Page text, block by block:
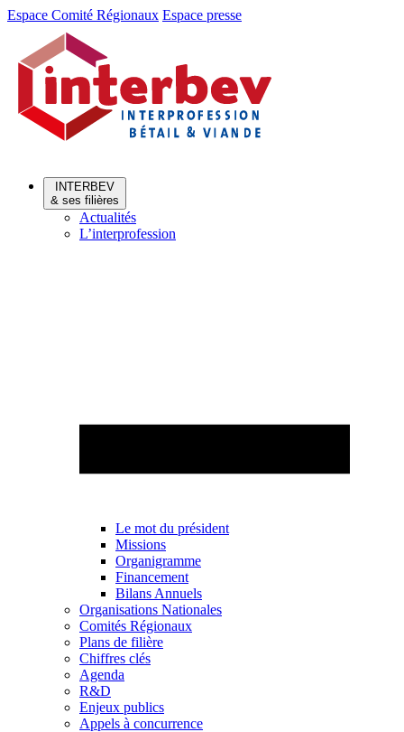
Aller
Aller
contenu
Espace Comité Régionaux Espace presse
INTERBEV
& ses filières
Actualités
L’interprofession
Le mot du président
Missions
Organigramme
Financement
Bilans Annuels
Organisations Nationales
Comités Régionaux
Plans de filière
Chiffres clés
Agenda
R&D
Enjeux publics
Appels à concurrence